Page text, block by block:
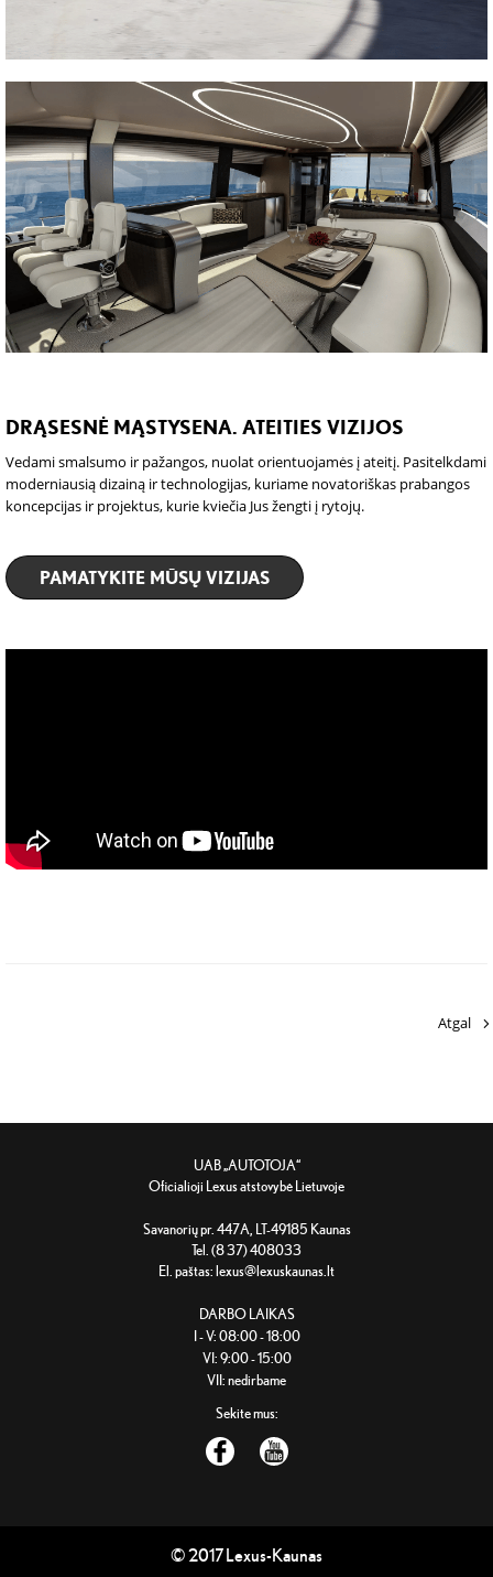
DRĄSESNĖ MĄSTYSENA. ATEITIES VIZIJOS
Vedami smalsumo ir pažangos, nuolat orientuojamės į ateitį. Pasitelkdami
moderniausią dizainą ir technologijas, kuriame novatoriškas prabangos
koncepcijas ir projektus, kurie kviečia Jus žengti į rytojų.
PAMATYKITE MŪSŲ VIZIJAS
Atgal
UAB „AUTOTOJA“
Oficialioji Lexus atstovybė Lietuvoje
Savanorių pr. 447A, LT-49185 Kaunas
Tel. (8 37) 408033
El. paštas: lexus@lexuskaunas.lt
DARBO LAIKAS
I - V: 08:00 - 18:00
VI: 9:00 - 15:00
VII: nedirbame
Sekite mus:
© 2017 Lexus-Kaunas